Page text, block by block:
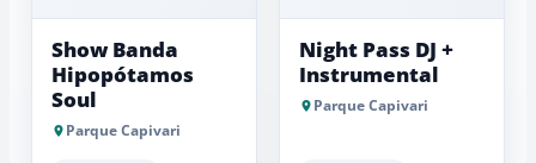
Show Banda
Hipopótamos
Soul
Parque Capivari
Night Pass DJ +
Instrumental
Parque Capivari